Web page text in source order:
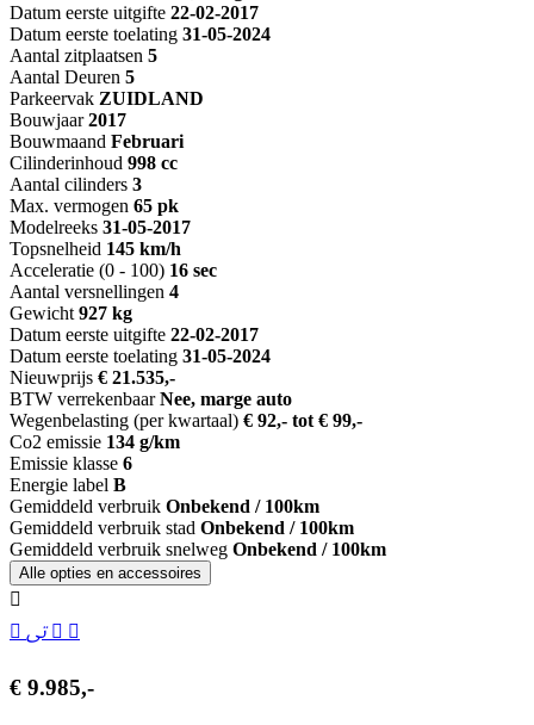
Datum eerste uitgifte 22-02-2017
Datum eerste toelating 31-05-2024
Aantal zitplaatsen 5
Aantal Deuren 5
Parkeervak ZUIDLAND
Bouwjaar 2017
Bouwmaand Februari
Cilinderinhoud 998 cc
Aantal cilinders 3
Max. vermogen 65 pk
Modelreeks 31-05-2017
Topsnelheid 145 km/h
Acceleratie (0 - 100) 16 sec
Aantal versnellingen 4
Gewicht 927 kg
Datum eerste uitgifte 22-02-2017
Datum eerste toelating 31-05-2024
Nieuwprijs € 21.535,-
BTW verrekenbaar Nee, marge auto
Wegenbelasting (per kwartaal) € 92,- tot € 99,-
Co2 emissie 134 g/km
Emissie klasse 6
Energie label B
Gemiddeld verbruik Onbekend / 100km
Gemiddeld verbruik stad Onbekend / 100km
Gemiddeld verbruik snelweg Onbekend / 100km
Alle opties en accessoires
€ 9.985,-